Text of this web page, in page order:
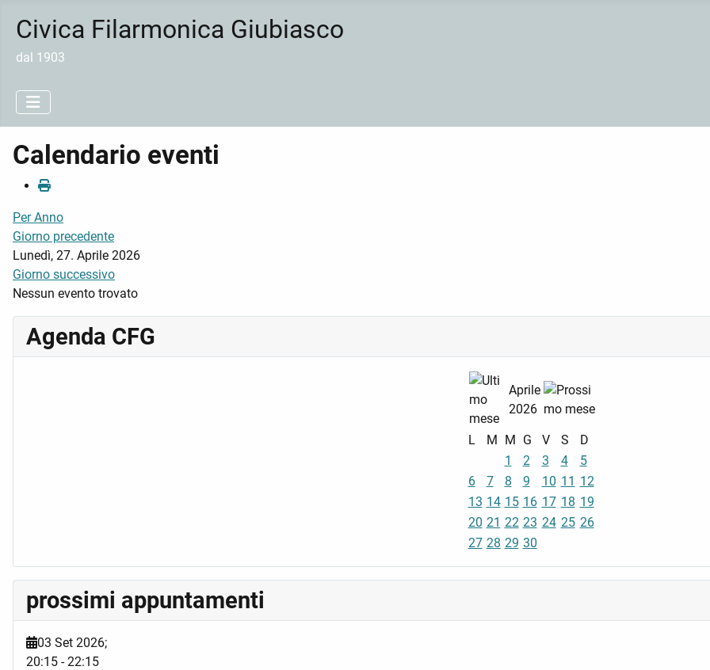
Civica Filarmonica Giubiasco
dal 1903
Calendario eventi
Per Anno
Giorno precedente
Lunedì, 27. Aprile 2026
Giorno successivo
Nessun evento trovato
Agenda CFG
Aprile
2026
L M M G V S
D
1
2 3 4
5
6
7 8 9 10 11 12
13 14 15 16 17 18 19
20 21 22 23 24 25 26
27 28 29 30
prossimi appuntamenti
03 Set 2026;
20:15 -22:15